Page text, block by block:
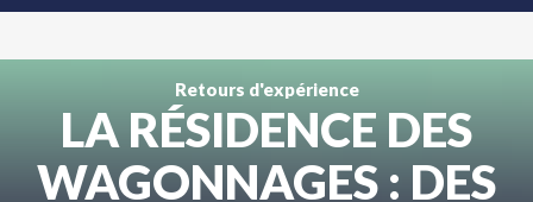
Retours d'expérience
LA RÉSIDENCE DES
WAGONNAGES : DES